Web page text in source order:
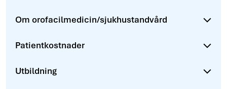
Om orofacilmedicin/sjukhustandvård
Patientkostnader
Utbildning